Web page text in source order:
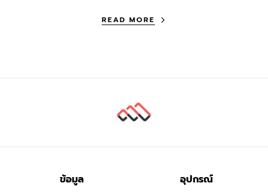
READ MORE
ข้อมูล
อุปกรณ์